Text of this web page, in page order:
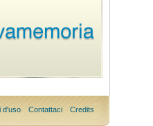
d'uso Contattaci Credits